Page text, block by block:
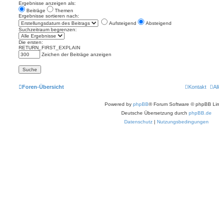
Ergebnisse anzeigen als:
Beiträge
Themen
Ergebnisse sortieren nach:
Aufsteigend
Absteigend
Suchzeitraum begrenzen:
Die ersten:
RETURN_FIRST_EXPLAIN
Zeichen der Beiträge anzeigen
Foren-Übersicht Kontakt
Powered by phpBB® Forum Software © phpBB
Deutsche Übersetzung durch phpBB.de
Datenschutz | Nutzungsbedingungen